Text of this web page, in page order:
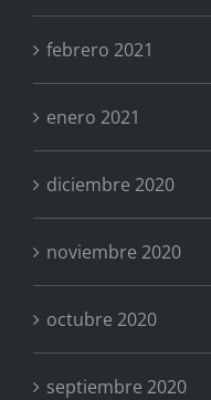
febrero 2021
enero 2021
diciembre 2020
noviembre 2020
octubre 2020
septiembre 2020